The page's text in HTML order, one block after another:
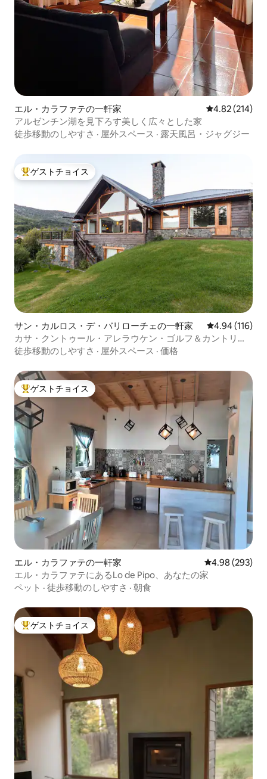
エル・カラファテの一軒家 レビュー214
4.82 (214)
アルゼンチン湖を見下ろす美しく広々とした家
徒歩移動のしやすさ · 屋外スペース · 露天風呂・ジャグジー
大好評のゲストチョイスです。
ゲストチョイス
サン・カルロス・デ・バリローチェの一軒家 レビュー116
4.94 (116)
カサ・クントゥール・アレラウケン・ゴルフ＆カントリー
クラブ
徒歩移動のしやすさ · 屋外スペース · 価格
大好評のゲストチョイスです。
ゲストチョイス
エル・カラファテの一軒家 レビュー293
4.98 (293)
エル・カラファテにあるLo de Pipo、あなたの家
ペット · 徒歩移動のしやすさ · 朝食
大好評のゲストチョイスです。
ゲストチョイス